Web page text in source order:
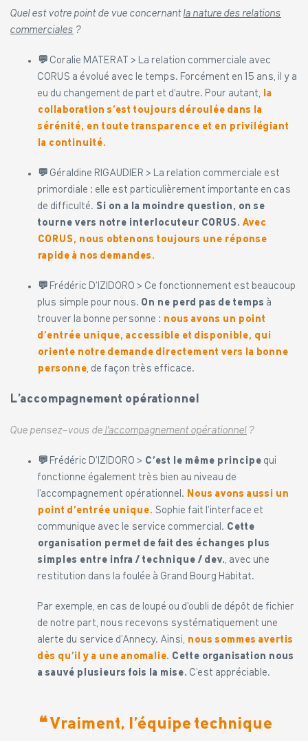
Quel est votre point de vue concernant la nature des relations
commerciales ?
💬 Coralie MATERAT > La relation commerciale avec
CORUS a évolué avec le temps. Forcément en 15 ans, il y a
eu du changement de part et d’autre. Pour autant, la
collaboration s’est toujours déroulée dans la
sérénité, en toute transparence et en privilégiant
la continuité.
💬 Géraldine RIGAUDIER > La relation commerciale est
primordiale : elle est particulièrement importante en cas
de difficulté. Si on a la moindre question, on se
tourne vers notre interlocuteur CORUS. Avec
CORUS, n ous obtenons toujours une réponse
rapide à nos demandes.
💬 Frédéric D’IZIDORO > Ce fonctionnement est beaucoup
plus simple pour nous. On ne perd pas de temps à
trouver la bonne personne : nous avons un point
d’entrée unique, accessible et disponible, qui
oriente notre demande directement vers la bonne
personne, de façon très efficace.
L’accompagnement opérationnel
Que pensez-vous de l’accompagnement opérationnel ?
💬 Frédéric D’IZIDORO > C’est le même principe qui
fonctionne également très bien au niveau de
l’accompagnement opérationnel. Nous avons aussi un
point d’entrée unique. Sophie fait l’interface et
communique avec le service commercial. Cette
organisation permet de fait des échanges plus
simples entre infra / technique / dev., avec une
restitution dans la foulée à Grand Bourg Habitat.
Par exemple, en cas de loupé ou d’oubli de dépôt de fichier
de notre part, nous recevons systématiquement une
alerte du service d’Annecy. Ainsi, nous sommes avertis
dès qu’il y a une anomalie. Cette organisation nous
a sauvé plusieurs fois la mise. C’est appréciable.
❝Vraiment, l’équipe technique